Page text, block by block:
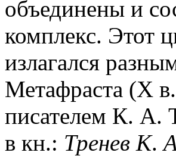
объединены и
комплекс. Этот
излагался
Метафраста (X
писателем К. А.
в кн.: Тренев К.